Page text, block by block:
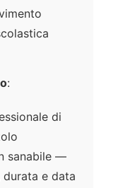
:
di
sanabile —
e data